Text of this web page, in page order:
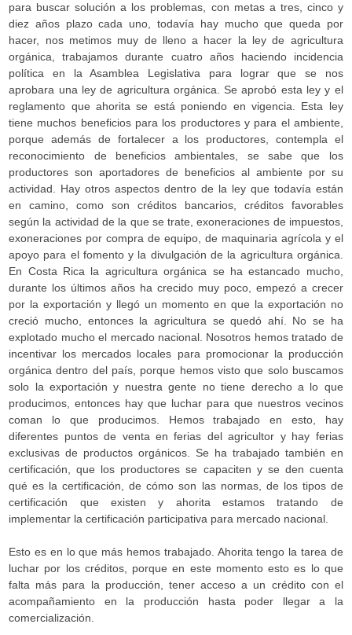
para buscar solución a los problemas, con metas a tres, cinco y
diez años plazo cada uno, todavía hay mucho que queda por
hacer, nos metimos muy de lleno a hacer la ley de agricultura
orgánica, trabajamos durante cuatro años haciendo incidencia
política en la Asamblea Legislativa para lograr que se nos
aprobara una ley de agricultura orgánica. Se aprobó esta ley y el
reglamento que ahorita se está poniendo en vigencia. Esta ley
tiene muchos beneficios para los productores y para el ambiente,
porque además de fortalecer a los productores, contempla el
reconocimiento de beneficios ambientales, se sabe que los
productores son aportadores de beneficios al ambiente por su
actividad. Hay otros aspectos dentro de la ley que todavía están
en camino, como son créditos bancarios, créditos favorables
según la actividad de la que se trate, exoneraciones de impuestos,
exoneraciones por compra de equipo, de maquinaria agrícola y el
apoyo para el fomento y la divulgación de la agricultura orgánica.
En Costa Rica la agricultura orgánica se ha estancado mucho,
durante los últimos años ha crecido muy poco, empezó a crecer
por la exportación y llegó un momento en que la exportación no
creció mucho, entonces la agricultura se quedó ahí. No se ha
explotado mucho el mercado nacional. Nosotros hemos tratado de
incentivar los mercados locales para promocionar la producción
orgánica dentro del país, porque hemos visto que solo buscamos
solo la exportación y nuestra gente no tiene derecho a lo que
producimos, entonces hay que luchar para que nuestros vecinos
coman lo que producimos. Hemos trabajado en esto, hay
diferentes puntos de venta en ferias del agricultor y hay ferias
exclusivas de productos orgánicos. Se ha trabajado también en
certificación, que los productores se capaciten y se den cuenta
qué es la certificación, de cómo son las normas, de los tipos de
certificación que existen y ahorita estamos tratando de
implementar la certificación participativa para mercado nacional.
Esto es en lo que más hemos trabajado. Ahorita tengo la tarea de
luchar por los créditos, porque en este momento esto es lo que
falta más para la producción, tener acceso a un crédito con el
acompañamiento en la producción hasta poder llegar a la
comercialización.